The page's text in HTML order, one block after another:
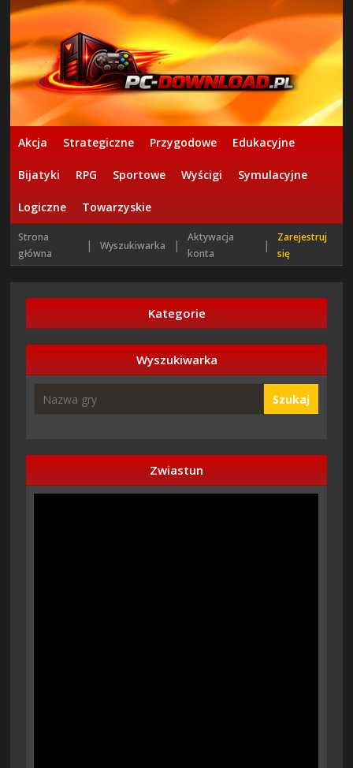
Akcja Strategiczne Przygodowe Edukacyjne
Bijatyki RPG Sportowe Wyścigi Symulacyjne
Logiczne Towarzyskie
Strona
główna
| Wyszukiwarka |
Aktywacja
konta
|
Zarejestruj
się
Kategorie
Wyszukiwarka
Szukaj
Zwiastun